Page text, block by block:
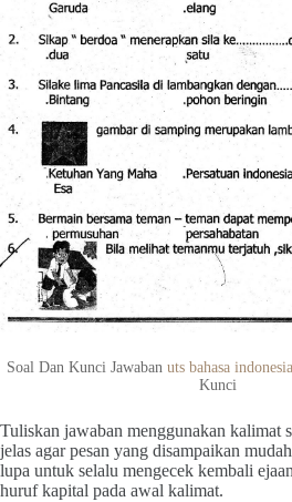
Soal Dan Kunci Jawabanuts bahasa indonesia
Kunci
Tuliskan jawaban menggunakan kalimat
jelas agar pesan yang disampaikan
lupa untuk selalu mengecek kembali
huruf kapital pada awal kalimat.